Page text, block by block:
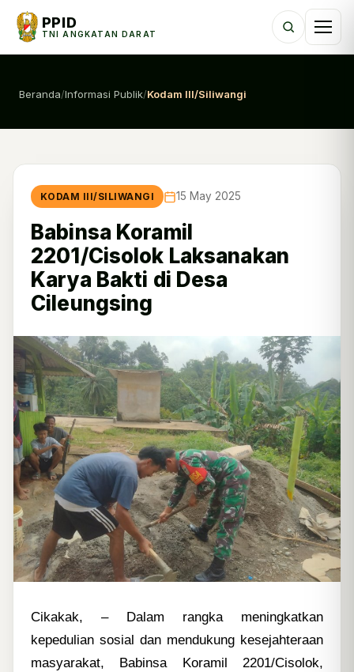
PPID
TNI ANGKATAN DARAT
Beranda/Informasi Publik/Kodam III/Siliwangi
KODAM III/SILIWANGI 15 May 2025
Babinsa Koramil
2201/Cisolok Laksanakan
Karya Bakti di Desa
Cileungsing
Cikakak, – Dalam rangka meningkatkan
kepedulian sosial dan mendukung kesejahteraan
masyarakat, Babinsa Koramil 2201/Cisolok,